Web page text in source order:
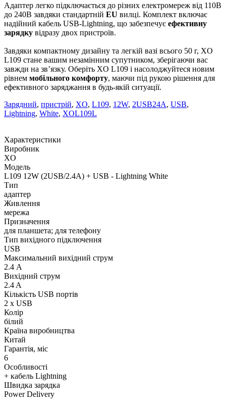
Адаптер легко підключається до різних електромереж від 110В
до 240В завдяки стандартній EU вилці. Комплект включає
надійний кабель USB-Lightning, що забезпечує ефективну
зарядку відразу двох пристроїв.
Завдяки компактному дизайну та легкій вазі всього 50 г, XO
L109 стане вашим незамінним супутником, зберігаючи вас
завжди на зв’язку. Оберіть XO L109 і насолоджуйтеся новим
рівнем мобільного комфорту, маючи під рукою рішення для
ефективного заряджання в будь-якій ситуації.
Зарядний, пристрій, XO, L109, 12W, 2USB24A, USB,
Lightning, White, XOL109L
Характеристики
Виробник
XO
Модель
L109 12W (2USB/2.4A) + USB - Lightning White
Тип
адаптер
Живлення
мережа
Призначення
для планшета; для телефону
Тип вихідного підключення
USB
Максимальний вихідний струм
2.4 А
Вихідний струм
2.4 A
Кількість USB портів
2 x USB
Колір
білий
Країна виробництва
Китай
Гарантія, міс
6
Особливості
+ кабель Lightning
Швидка зарядка
Power Delivery